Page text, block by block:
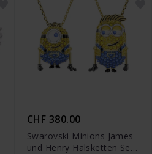
CHF 380.00
Swarovski Minions James
und Henry Halsketten Set